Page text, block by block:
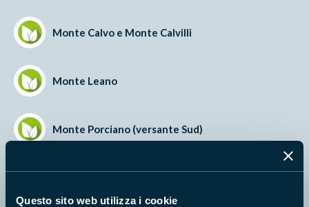
Questo sito web utilizza i cookie
Monte Calvo e Monte Calvilli
Monte Leano
Monte Porciano (versante Sud)